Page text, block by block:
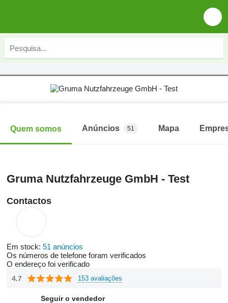
Quem somos Anúncios 51 Mapa
Gruma Nutzfahrzeuge GmbH - Test
Contactos
Em stock: 51 anúncios
Os números de telefone foram verificados
O endereço foi verificado
4.7 153 avaliações
Seguir o vendedor